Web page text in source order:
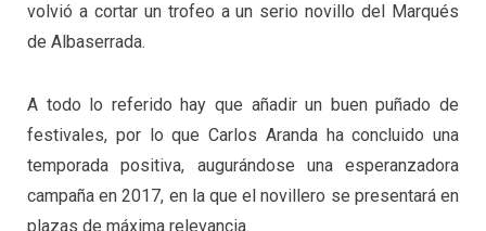
volvió a cortar un trofeo a un serio novillo del Marqués
de Albaserrada.
A todo lo referido hay que añadir un buen puñado de
festivales, por lo que Carlos Aranda ha concluido una
temporada positiva, augurándose una esperanzadora
campaña en 2017, en la que el novillero se presentará en
plazas de máxima relevancia.